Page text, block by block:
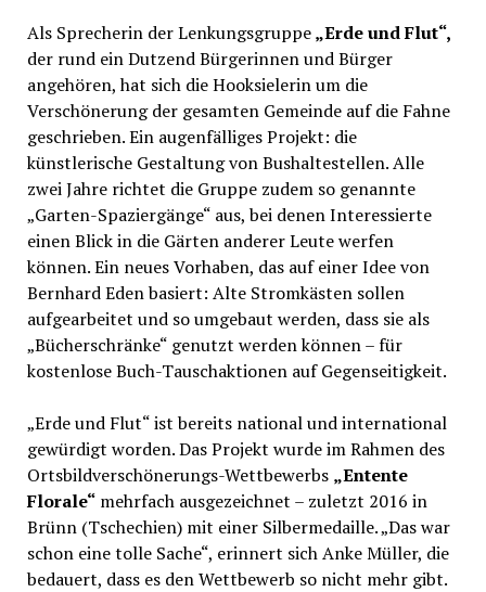
Als Sprecherin der Lenkungsgruppe„Erde und Flut“,
der rund ein Dutzend Bürgerinnen und Bürger
angehören, hat sich die Hooksielerin um die
Verschönerung der gesamten Gemeinde auf die Fahne
geschrieben. Ein augenfälliges Projekt: die
künstlerische Gestaltung von Bushaltestellen. Alle
zwei Jahre richtet die Gruppe zudem so genannte
„Garten-Spaziergänge“ aus, bei denen Interessierte
einen Blick in die Gärten anderer Leute werfen
können. Ein neues Vorhaben, das auf einer Idee von
Bernhard Eden basiert: Alte Stromkästen sollen
aufgearbeitet und so umgebaut werden, dass sie als
„Bücherschränke“ genutzt werden können – für
kostenlose Buch-Tauschaktionen auf Gegenseitigkeit.
„Erde und Flut“ ist bereits national und international
gewürdigt worden. Das Projekt wurde im Rahmen des
Ortsbildverschönerungs-Wettbewerbs „Entente
Florale“mehrfach ausgezeichnet – zuletzt 2016 in
Brünn (Tschechien) mit einer Silbermedaille. „Das war
schon eine tolle Sache“, erinnert sich Anke Müller, die
bedauert, dass es den Wettbewerb so nicht mehr gibt.